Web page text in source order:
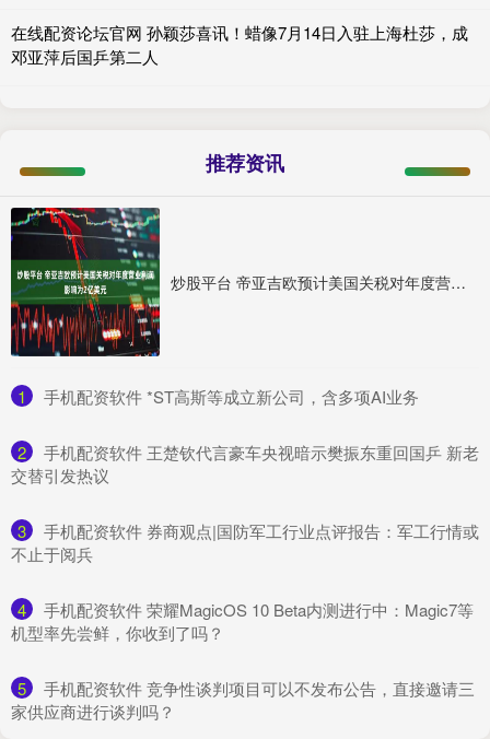
在线配资论坛官网 孙颖莎喜讯！蜡像7月14日入驻上海杜莎，成
邓亚萍后国乒第二人
推荐资讯
炒股平台 帝亚吉欧预计美国关税对年度营业利润影响为2亿美元
1 ​手机配资软件 *ST高斯等成立新公司，含多项AI业务
2
​手机配资软件 王楚钦代言豪车央视暗示樊振东重回国乒 新老
交替引发热议
3
​手机配资软件 券商观点|国防军工行业点评报告：军工行情或
不止于阅兵
4
​手机配资软件 荣耀MagicOS 10 Beta内测进行中：Magic7等
机型率先尝鲜，你收到了吗？
5
​手机配资软件 竞争性谈判项目可以不发布公告，直接邀请三
家供应商进行谈判吗？